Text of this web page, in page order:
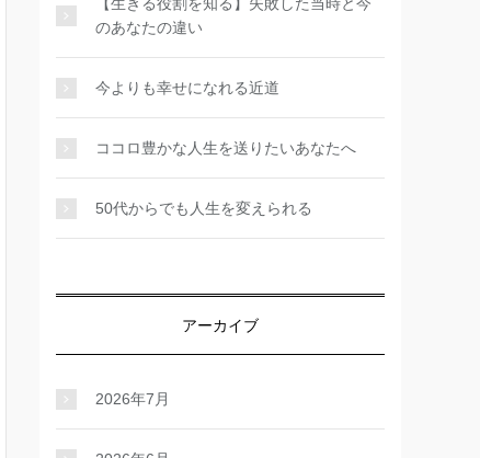
のあなたの違い
今よりも幸せになれる近道
ココロ豊かな人生を送りたいあなたへ
50代からでも人生を変えられる
アーカイブ
2026年7月